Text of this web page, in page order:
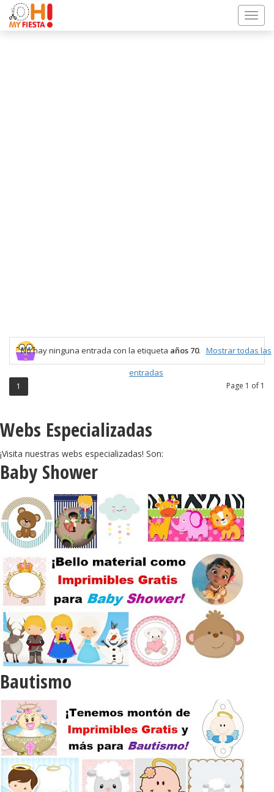
No hay ninguna entrada con la etiqueta años 70. Mostrar todas las
entradas
Page 1 of 1
1
Webs Especializadas
¡Visita nuestras webs especializadas! Son:
Baby Shower
Bautismo